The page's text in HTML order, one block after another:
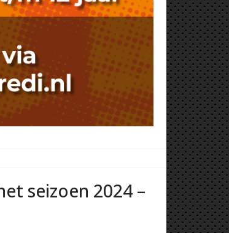
seizoen 2024 –